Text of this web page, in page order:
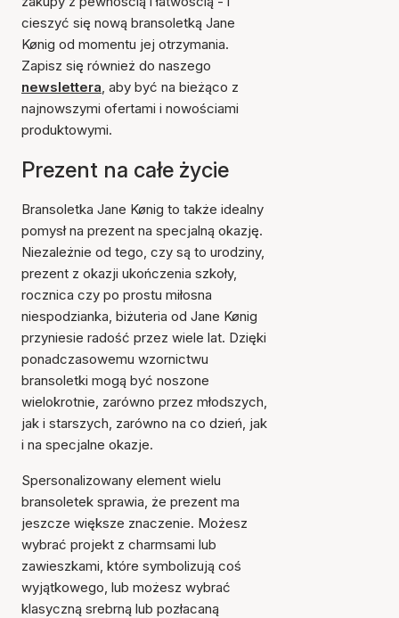
cieszyć się nową bransoletką Jane
Kønig od momentu jej otrzymania.
Zapisz się również do naszego
newslettera, aby być na bieżąco z
najnowszymi ofertami i nowościami
produktowymi.
Prezent na całe życie
Bransoletka Jane Kønig to także idealny
pomysł na prezent na specjalną okazję.
Niezależnie od tego, czy są to urodziny,
prezent z okazji ukończenia szkoły,
rocznica czy po prostu miłosna
niespodzianka, biżuteria od Jane Kønig
przyniesie radość przez wiele lat. Dzięki
ponadczasowemu wzornictwu
bransoletki mogą być noszone
wielokrotnie, zarówno przez młodszych,
jak i starszych, zarówno na co dzień, jak
i na specjalne okazje.
Spersonalizowany element wielu
bransoletek sprawia, że prezent ma
jeszcze większe znaczenie. Możesz
wybrać projekt z charmsami lub
zawieszkami, które symbolizują coś
wyjątkowego, lub możesz wybrać
klasyczną srebrną lub pozłacaną